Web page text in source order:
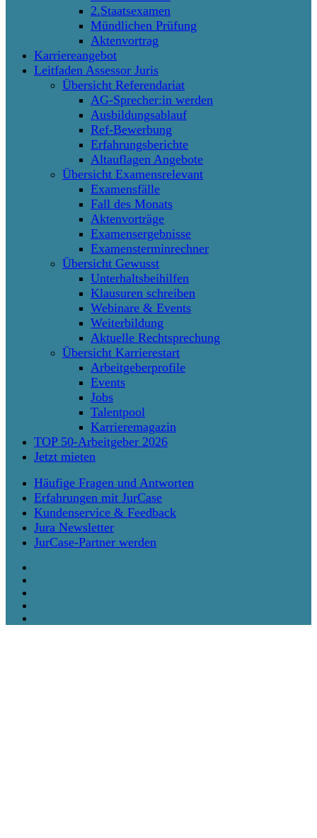
2.Staatsexamen
Mündlichen Prüfung
Aktenvortrag
Karriereangebot
Leitfaden Assessor Juris
Übersicht Referendariat
AG-Sprecher:in werden
Ausbildungsablauf
Ref-Bewerbung
Erfahrungsberichte
Altauflagen Angebote
Übersicht Examensrelevant
Examensfälle
Fall des Monats
Aktenvorträge
Examensergebnisse
Examensterminrechner
Übersicht Gewusst
Unterhaltsbeihilfen
Klausuren schreiben
Webinare & Events
Weiterbildung
Aktuelle Rechtsprechung
Übersicht Karrierestart
Arbeitgeberprofile
Events
Jobs
Talentpool
Karrieremagazin
TOP 50-Arbeitgeber 2026
Jetzt mieten
Häufige Fragen und Antworten
Erfahrungen mit JurCase
Kundenservice & Feedback
Jura Newsletter
JurCase-Partner werden